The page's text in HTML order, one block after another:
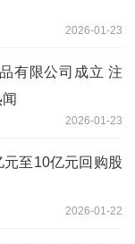
2026-01-23
有限公司成立 注
2026-01-23
至10亿元回购股
2026-01-22